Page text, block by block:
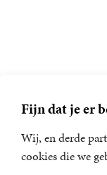
Fijn dat je er
Wij, en derde
cookies die we